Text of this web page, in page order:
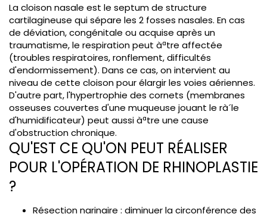
La cloison nasale est le septum de structure
cartilagineuse qui sépare les 2 fosses nasales. En cas
de déviation, congénitale ou acquise après un
traumatisme, le respiration peut àªtre affectée
(troubles respiratoires, ronflement, difficultés
d'endormissement). Dans ce cas, on intervient au
niveau de cette cloison pour élargir les voies aériennes.
D'autre part, l'hypertrophie des cornets (membranes
osseuses couvertes d'une muqueuse jouant le rà´le
d'humidificateur) peut aussi àªtre une cause
d'obstruction chronique.
QU'EST CE QU'ON PEUT RÉALISER
POUR L'OPÉRATION DE RHINOPLASTIE
?
Résection narinaire : diminuer la circonférence des